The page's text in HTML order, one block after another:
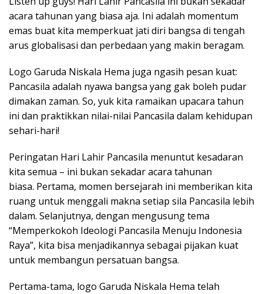
acara tahunan yang biasa aja. Ini adalah momentum
emas buat kita memperkuat jati diri bangsa di tengah
arus globalisasi dan perbedaan yang makin beragam.
Logo Garuda Niskala Hema juga ngasih pesan kuat:
Pancasila adalah nyawa bangsa yang gak boleh pudar
dimakan zaman. So, yuk kita ramaikan upacara tahun
ini dan praktikkan nilai-nilai Pancasila dalam kehidupan
sehari-hari!
Peringatan Hari Lahir Pancasila menuntut kesadaran
kita semua – ini bukan sekadar acara tahunan
biasa. Pertama, momen bersejarah ini memberikan kita
ruang untuk menggali makna setiap sila Pancasila lebih
dalam. Selanjutnya, dengan mengusung tema
“Memperkokoh Ideologi Pancasila Menuju Indonesia
Raya”, kita bisa menjadikannya sebagai pijakan kuat
untuk membangun persatuan bangsa.
Pertama-tama, logo Garuda Niskala Hema telah